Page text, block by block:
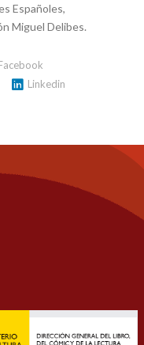
Españoles,
Miguel Delibes.
Linkedin